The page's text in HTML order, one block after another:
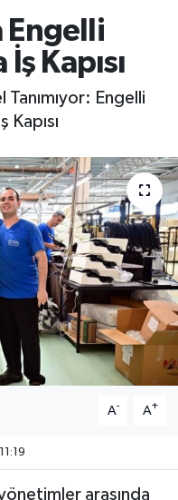
Engelli
Kapısı
Tanımıyor: Engelli
Kapısı
A- A+
arasında